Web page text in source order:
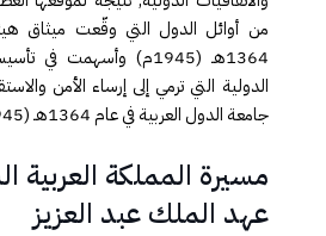
من أوائل الدول التي وقّعت ميثاق
1364هـ (1945م) وأسهمت
الدولية التي ترمي إلى إرساء الأمن
جامعة الدول العربية في عام 1364هـ (1945م
مسيرة المملكة العربية
عهد الملك عبد العزيز